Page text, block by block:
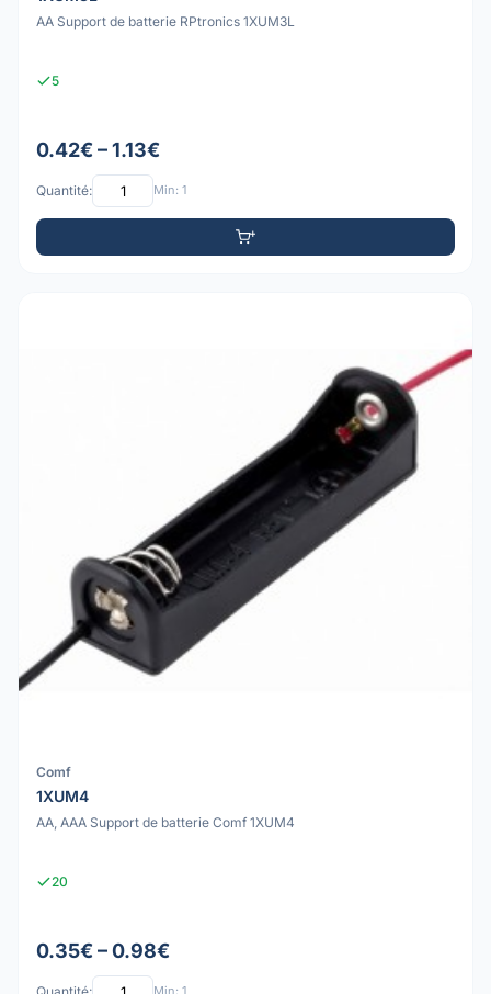
AA Support de batterie RPtronics 1XUM3L
5
0.42€ – 1.13€
Quantité: Min: 1
Comf
1XUM4
AA, AAA Support de batterie Comf 1XUM4
20
0.35€ – 0.98€
Min: 1